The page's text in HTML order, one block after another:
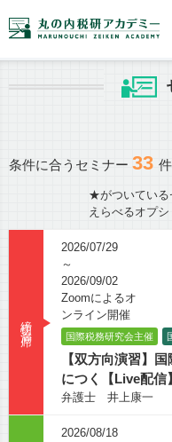
条件に合うセミナー 33
★がついている
えらべるオプ
締切・満席
2026/07/29
～
2026/09/02
Zoomによるオ
ンライン開催
国際税務研究会主催
【双方向演習】
につく【Live配信】
弁護士 井上康一
2026/08/18